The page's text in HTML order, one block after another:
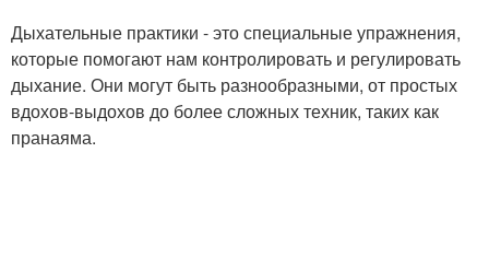
Дыхательные практики - это специальные упражнения,
которые помогают нам контролировать и регулировать
дыхание. Они могут быть разнообразными, от простых
вдохов-выдохов до более сложных техник, таких как
пранаяма.